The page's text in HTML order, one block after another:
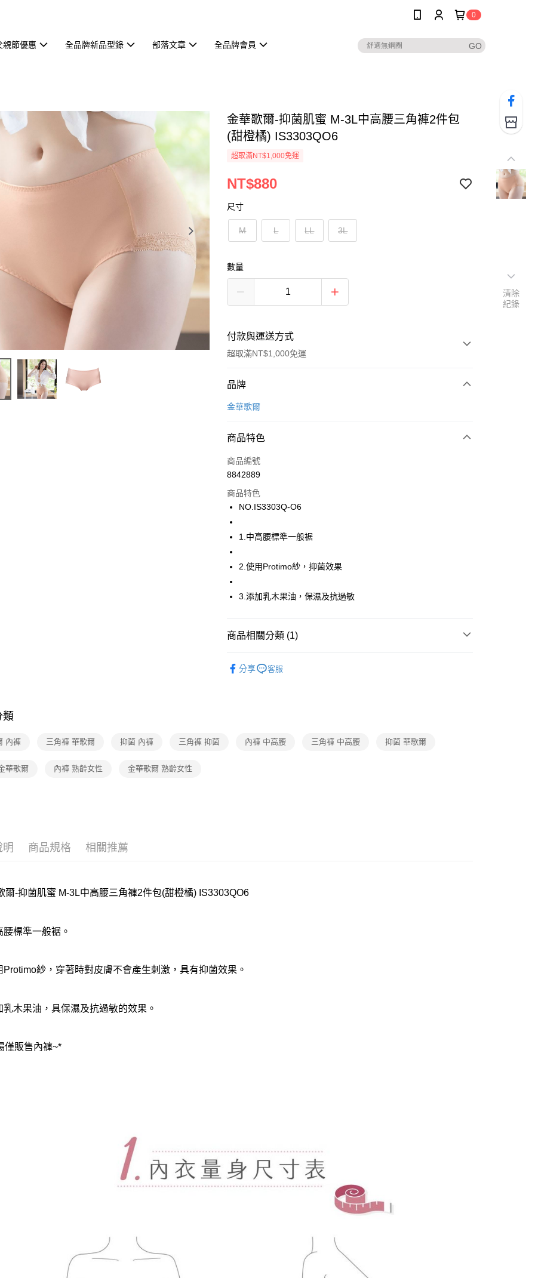
0
親節優惠 全品牌新品型錄 部落文章 全品牌會員
金華歌爾-抑菌肌蜜 M-3L中高腰三角褲2件包
(甜橙橘) IS3303QO6
超取滿NT$1,000免運
NT$880
尺寸
M L LL 3L
數量
付款與運送方式
超取滿NT$1,000免運
付款方式
信用卡一次付款
街口支付
ATM付款
運送方式
全家取貨付款
每筆NT$80，滿NT$1,000(含以上)免運費
付款後全家取貨
7-11取貨付款
付款後7-11取貨
品牌
金華歌爾
商品特色
商品編號
8842889
商品特色
NO.IS3303Q-O6
1.中高腰標準一般裾
2.使用Protimo紗，抑菌效果
3.添加乳木果油，保濕及抗過敏
商品相關分類 (1)
分享
客服
類
內褲 三角褲 華歌爾 抑菌 內褲 三角褲 抑菌 內褲 中高腰 三角褲 中高腰 抑菌 華歌爾
華歌爾 內褲 熟齡女性 金華歌爾 熟齡女性
明 商品規格 相關推薦
爾-抑菌肌蜜 M-3L中高腰三角褲2件包(甜橙橘) IS3303QO6
腰標準一般裾。
Protimo紗，穿著時對皮膚不會產生刺激，具有抑菌效果。
乳木果油，具保濕及抗過敏的效果。
僅販售內褲~*
清除
紀錄